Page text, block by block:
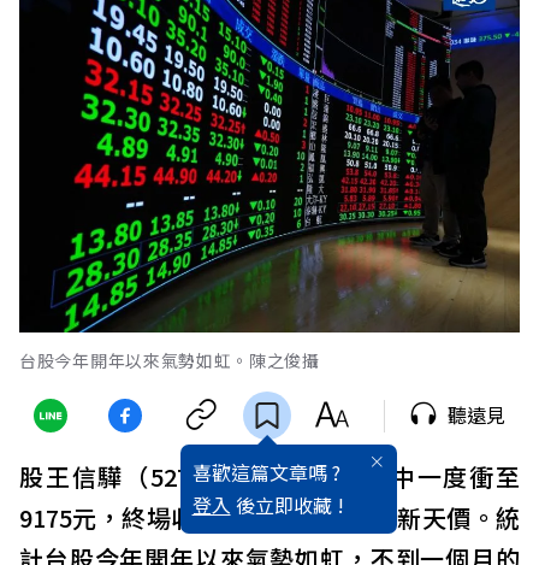
台股今年開年以來氣勢如虹。陳之俊攝
喜歡這篇文章嗎 ?
登入 後立即收藏 !
聽遠見
股王信驊（5274）今（26）日盤中一度衝至
9175元，終場收在8880元，再度刷新天價。統